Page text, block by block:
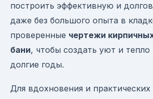
построить эффективную и
даже без большого опыта в
проверенные чертежи
бани, чтобы создать уют и тепло
долгие годы.
Для вдохновения и практических